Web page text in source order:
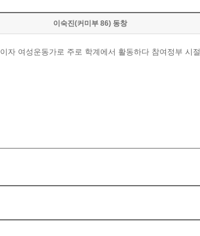
이숙진(커미부 86) 동창
여성운동가로 주로 학계에서 활동하다 참여정부